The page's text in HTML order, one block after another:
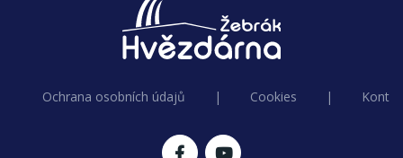
Ochrana osobních údajů | Cookies |